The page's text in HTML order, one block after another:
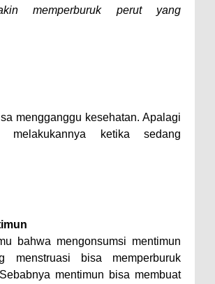
memperburuk perut yang
mengganggu kesehatan. Apalagi
melakukannya ketika sedang
bahwa mengonsumsi mentimun
menstruasi bisa memperburuk
mentimun bisa membuat